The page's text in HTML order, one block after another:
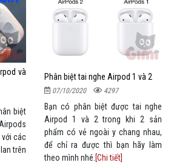
và
biệt
các
trên
Phân biệt tai nghe Airpod 1 và 2
07/10/2020 4297
Bạn có phân biệt được tai nghe
Airpod 1 và 2 trong khi 2 sản
phẩm có vẻ ngoài y chang nhau,
để chỉ ra được thì bạn hãy làm
theo mình nhé. [Chi tiết]